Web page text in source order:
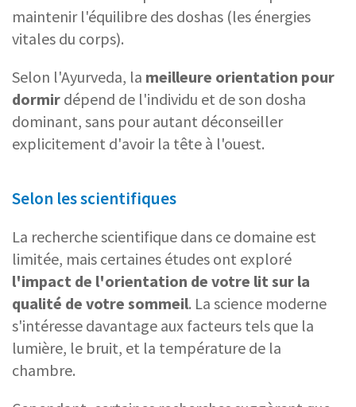
maintenir l'équilibre des doshas (les énergies
vitales du corps).
Selon l'Ayurveda, la meilleure orientation pour
dormir dépend de l'individu et de son dosha
dominant, sans pour autant déconseiller
explicitement d'avoir la tête à l'ouest.
Selon les scientifiques
La recherche scientifique dans ce domaine est
limitée, mais certaines études ont exploré
l'impact de l'orientation de votre lit sur la
qualité de votre sommeil. La science moderne
s'intéresse davantage aux facteurs tels que la
lumière, le bruit, et la température de la
chambre.